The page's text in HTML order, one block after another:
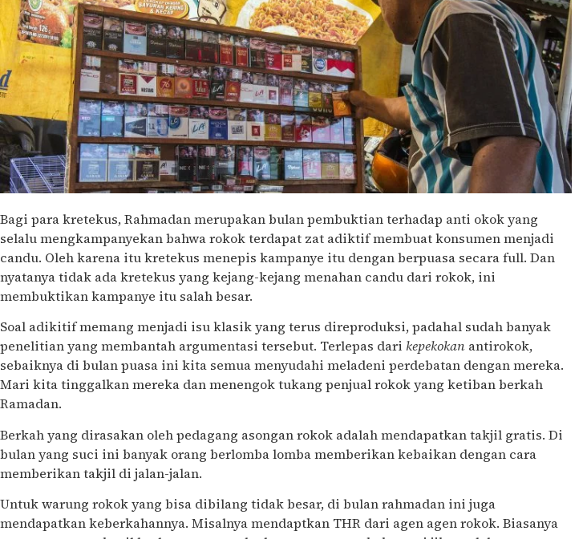
Bagi para kretekus, Rahmadan merupakan bulan pembuktian terhadap anti okok yang
selalu mengkampanyekan bahwa rokok terdapat zat adiktif membuat konsumen menjadi
candu. Oleh karena itu kretekus menepis kampanye itu dengan berpuasa secara full. Dan
nyatanya tidak ada kretekus yang kejang-kejang menahan candu dari rokok, ini
membuktikan kampanye itu salah besar.
Soal adikitif memang menjadi isu klasik yang terus direproduksi, padahal sudah banyak
penelitian yang membantah argumentasi tersebut. Terlepas dari kepekokan antirokok,
sebaiknya di bulan puasa ini kita semua menyudahi meladeni perdebatan dengan mereka.
Mari kita tinggalkan mereka dan menengok tukang penjual rokok yang ketiban berkah
Ramadan.
Berkah yang dirasakan oleh pedagang asongan rokok adalah mendapatkan takjil gratis. Di
bulan yang suci ini banyak orang berlomba lomba memberikan kebaikan dengan cara
memberikan takjil di jalan-jalan.
Untuk warung rokok yang bisa dibilang tidak besar, di bulan rahmadan ini juga
mendapatkan keberkahannya. Misalnya mendaptkan THR dari agen agen rokok. Biasanya